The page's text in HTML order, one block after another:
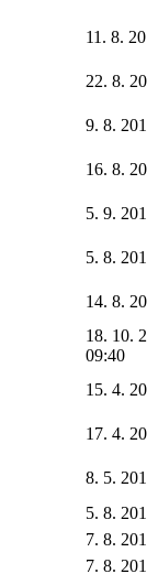
11. 8.
22. 8.
9. 8.
16. 8.
5. 9.
5. 8.
14. 8.
18. 10.
09:40
15. 4.
17. 4.
8. 5.
5. 8.
7. 8.
7. 8.